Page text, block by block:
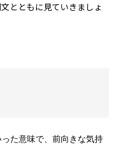
とともに見ていきましょ
った意味で、前向きな気持